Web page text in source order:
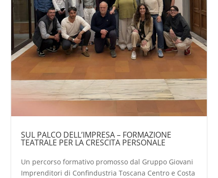
SUL PALCO DELL’IMPRESA – FORMAZIONE
TEATRALE PER LA CRESCITA PERSONALE
Un percorso formativo promosso dal Gruppo Giovani
Imprenditori di Confindustria Toscana Centro e Costa